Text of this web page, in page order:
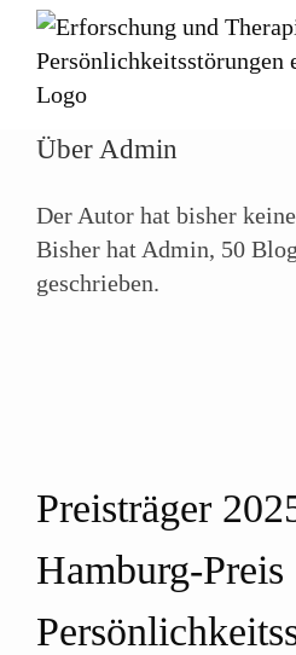
Zum
Inhalt
springen
Über Admin
Der Autor hat bisher
Bisher hat Admin, 50
geschrieben.
Preisträger
Hamburg-Preis